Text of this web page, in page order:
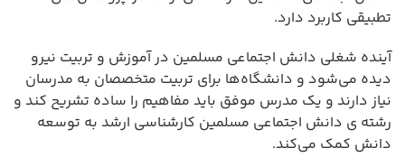
تطبیقی کاربرد دارد.
آینده شغلی دانش اجتماعی مسلمین در آموزش و تربیت نیرو
دیده می‌شود و دانشگاه‌ها برای تربیت متخصصان به مدرسان
نیاز دارند و یک مدرس موفق باید مفاهیم را ساده تشریح کند و
رشته ی دانش اجتماعی مسلمین کارشناسی ارشد به توسعه
دانش کمک می‌کند.